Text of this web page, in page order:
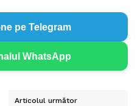
pe Telegram
WhatsApp
Articolul următor